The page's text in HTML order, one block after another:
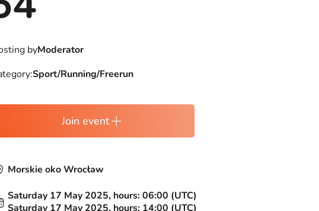
byModerator
Sport/Running/Freerun
Join event
Morskie oko Wrocław
Saturday 17 May 2025, hours: 06:00 (UTC)
Saturday 17 May 2025, hours: 14:00 (UTC)